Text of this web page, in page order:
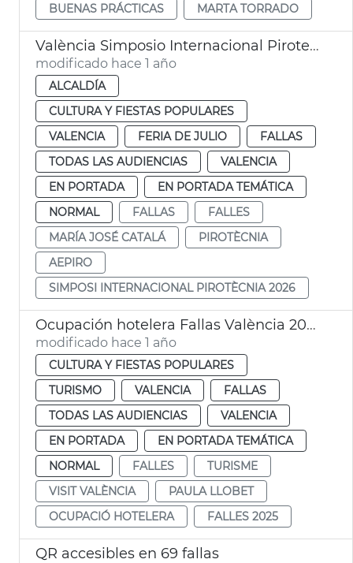
BUENAS PRÁCTICAS
MARTA TORRADO
València Simposio Internacional Pirotecnia 2026
modificado hace 1 año
ALCALDÍA
CULTURA Y FIESTAS POPULARES
VALENCIA
FERIA DE JULIO
FALLAS
TODAS LAS AUDIENCIAS
VALENCIA
EN PORTADA
EN PORTADA TEMÁTICA
NORMAL
FALLAS
FALLES
MARÍA JOSÉ CATALÁ
PIROTÈCNIA
AEPIRO
SIMPOSI INTERNACIONAL PIROTÈCNIA 2026
Ocupación hotelera Fallas València 2025
modificado hace 1 año
CULTURA Y FIESTAS POPULARES
TURISMO
VALENCIA
FALLAS
TODAS LAS AUDIENCIAS
VALENCIA
EN PORTADA
EN PORTADA TEMÁTICA
NORMAL
FALLES
TURISME
VISIT VALÈNCIA
PAULA LLOBET
OCUPACIÓ HOTELERA
FALLES 2025
QR accesibles en 69 fallas